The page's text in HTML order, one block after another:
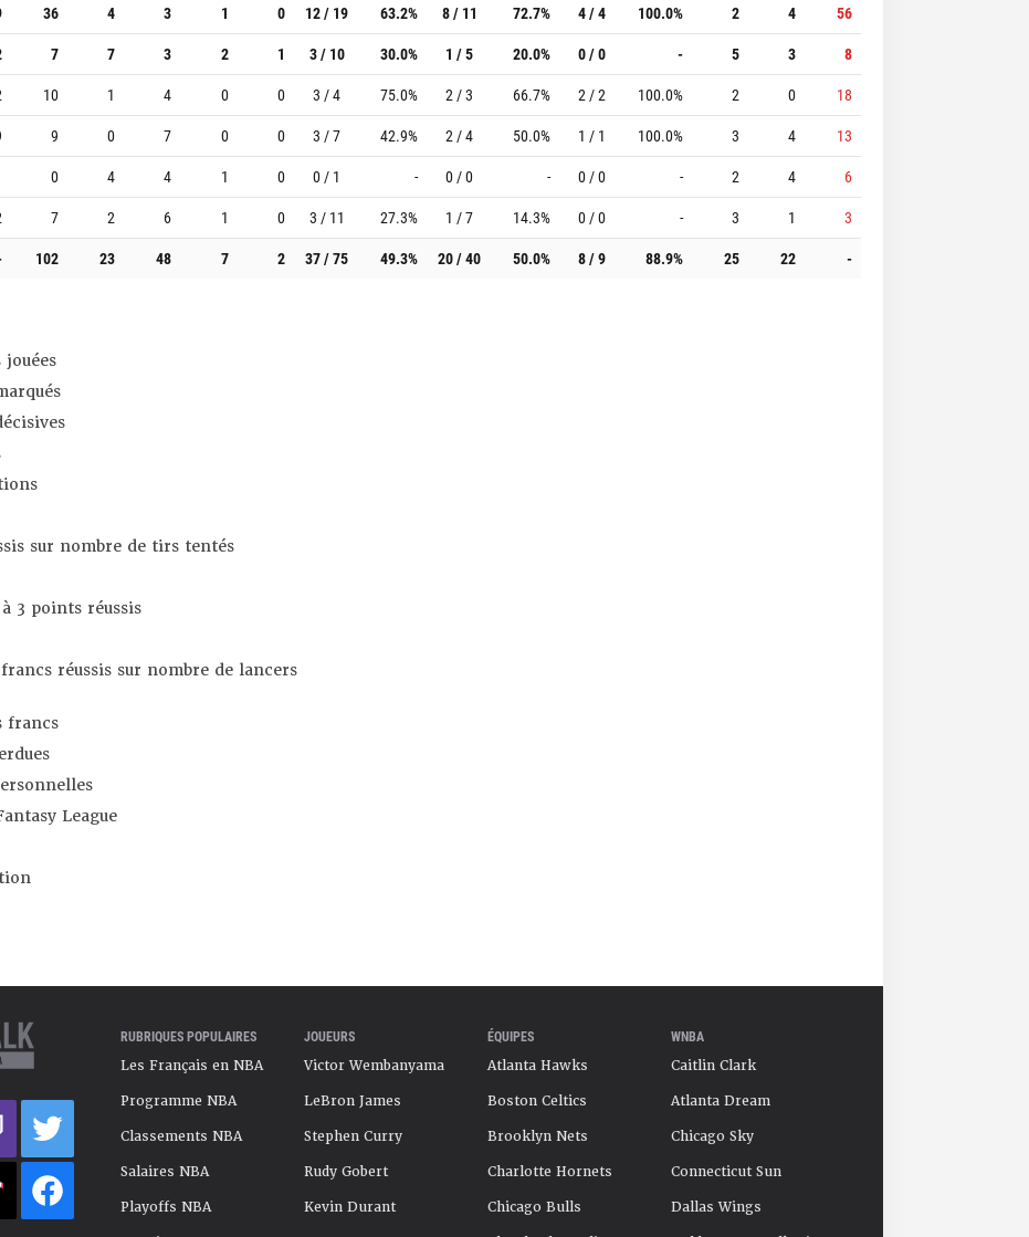
36 4 3 1 0 12 / 19 63.2% 8 / 11 72.7% 4 / 4 100.0% 2 4
56
7 7 3 2 1 3 / 10 30.0% 1 / 5 20.0% 0 / 0 - 5 3
8
10 1 4 0 0 3 / 4 75.0% 2 / 3 66.7% 2 / 2 100.0% 2 0
18
9 0 7 0 0 3 / 7 42.9% 2 / 4 50.0% 1 / 1 100.0% 3 4
13
0 4 4 1 0 0 / 1 - 0 / 0 - 0 / 0 - 2 4
6
7 2 6 1 0 3 / 11 27.3% 1 / 7 14.3% 0 / 0 - 3 1
3
102 23 48 7 2 37 / 75 49.3% 20 / 40 50.0% 8 / 9 88.9% 25 22 -
sur nombre de tirs tentés
3 points réussis
réussis sur nombre de lancers
francs
League
RUBRIQUES POPULAIRES
Les Français en NBA
Programme NBA
Classements NBA
Salaires NBA
Playoffs NBA
JOUEURS
Victor Wembanyama
LeBron James
Stephen Curry
Rudy Gobert
Kevin Durant
ÉQUIPES
Atlanta Hawks
Boston Celtics
Brooklyn Nets
Charlotte Hornets
Chicago Bulls
WNBA
Caitlin Clark
Atlanta Dream
Chicago Sky
Connecticut Sun
Dallas Wings